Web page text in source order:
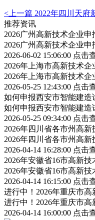
<上一篇 2022年四川天府
推荐资讯
2026广州高新技术企业
2026广州高新技术企业
2026-06-02 15:06:00 点击
2026年上海市高新技术
2026年上海市高新技术
2026-05-25 12:43:00 点击
如何申报西安市智能建造
如何申报西安市智能建造
2026-05-25 09:34:00 点击
2026年四川省各市州高
2026年四川省各市州高
2026-04-14 16:28:00 点击
2026年安徽省16市高新
2026年安徽省16市高新
2026-04-14 16:15:00 点击
进行中！2026年重庆市
进行中！2026年重庆市
2026-04-14 16:00:00 点击